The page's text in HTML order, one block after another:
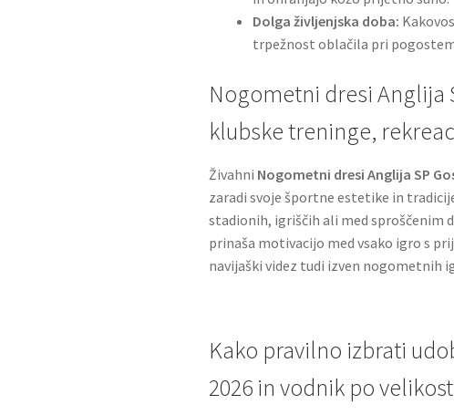
Dolga življenjska doba:
trpežnost oblačila pri
Nogometni dresi Anglija
klubske treninge,
Živahni Nogometni dresi Anglija SP
zaradi svoje športne estetike in
stadionih, igriščih ali med sproščenim
prinaša motivacijo med vsako igro s
navijaški videz tudi izven nogometnih
Kako pravilno izbrati
2026 in vodnik po